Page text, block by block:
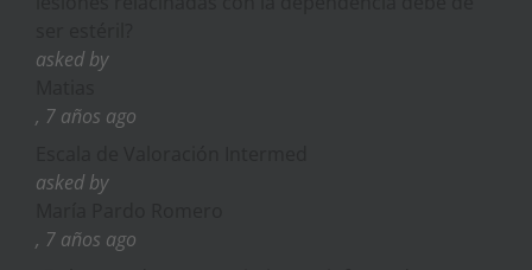
asked by
, 7 años ago
asked by
, 7 años ago